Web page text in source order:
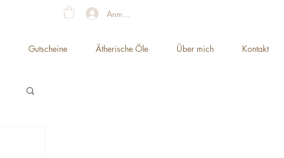
Anmelden
Gutscheine Ätherische Öle Über mich Kontakt